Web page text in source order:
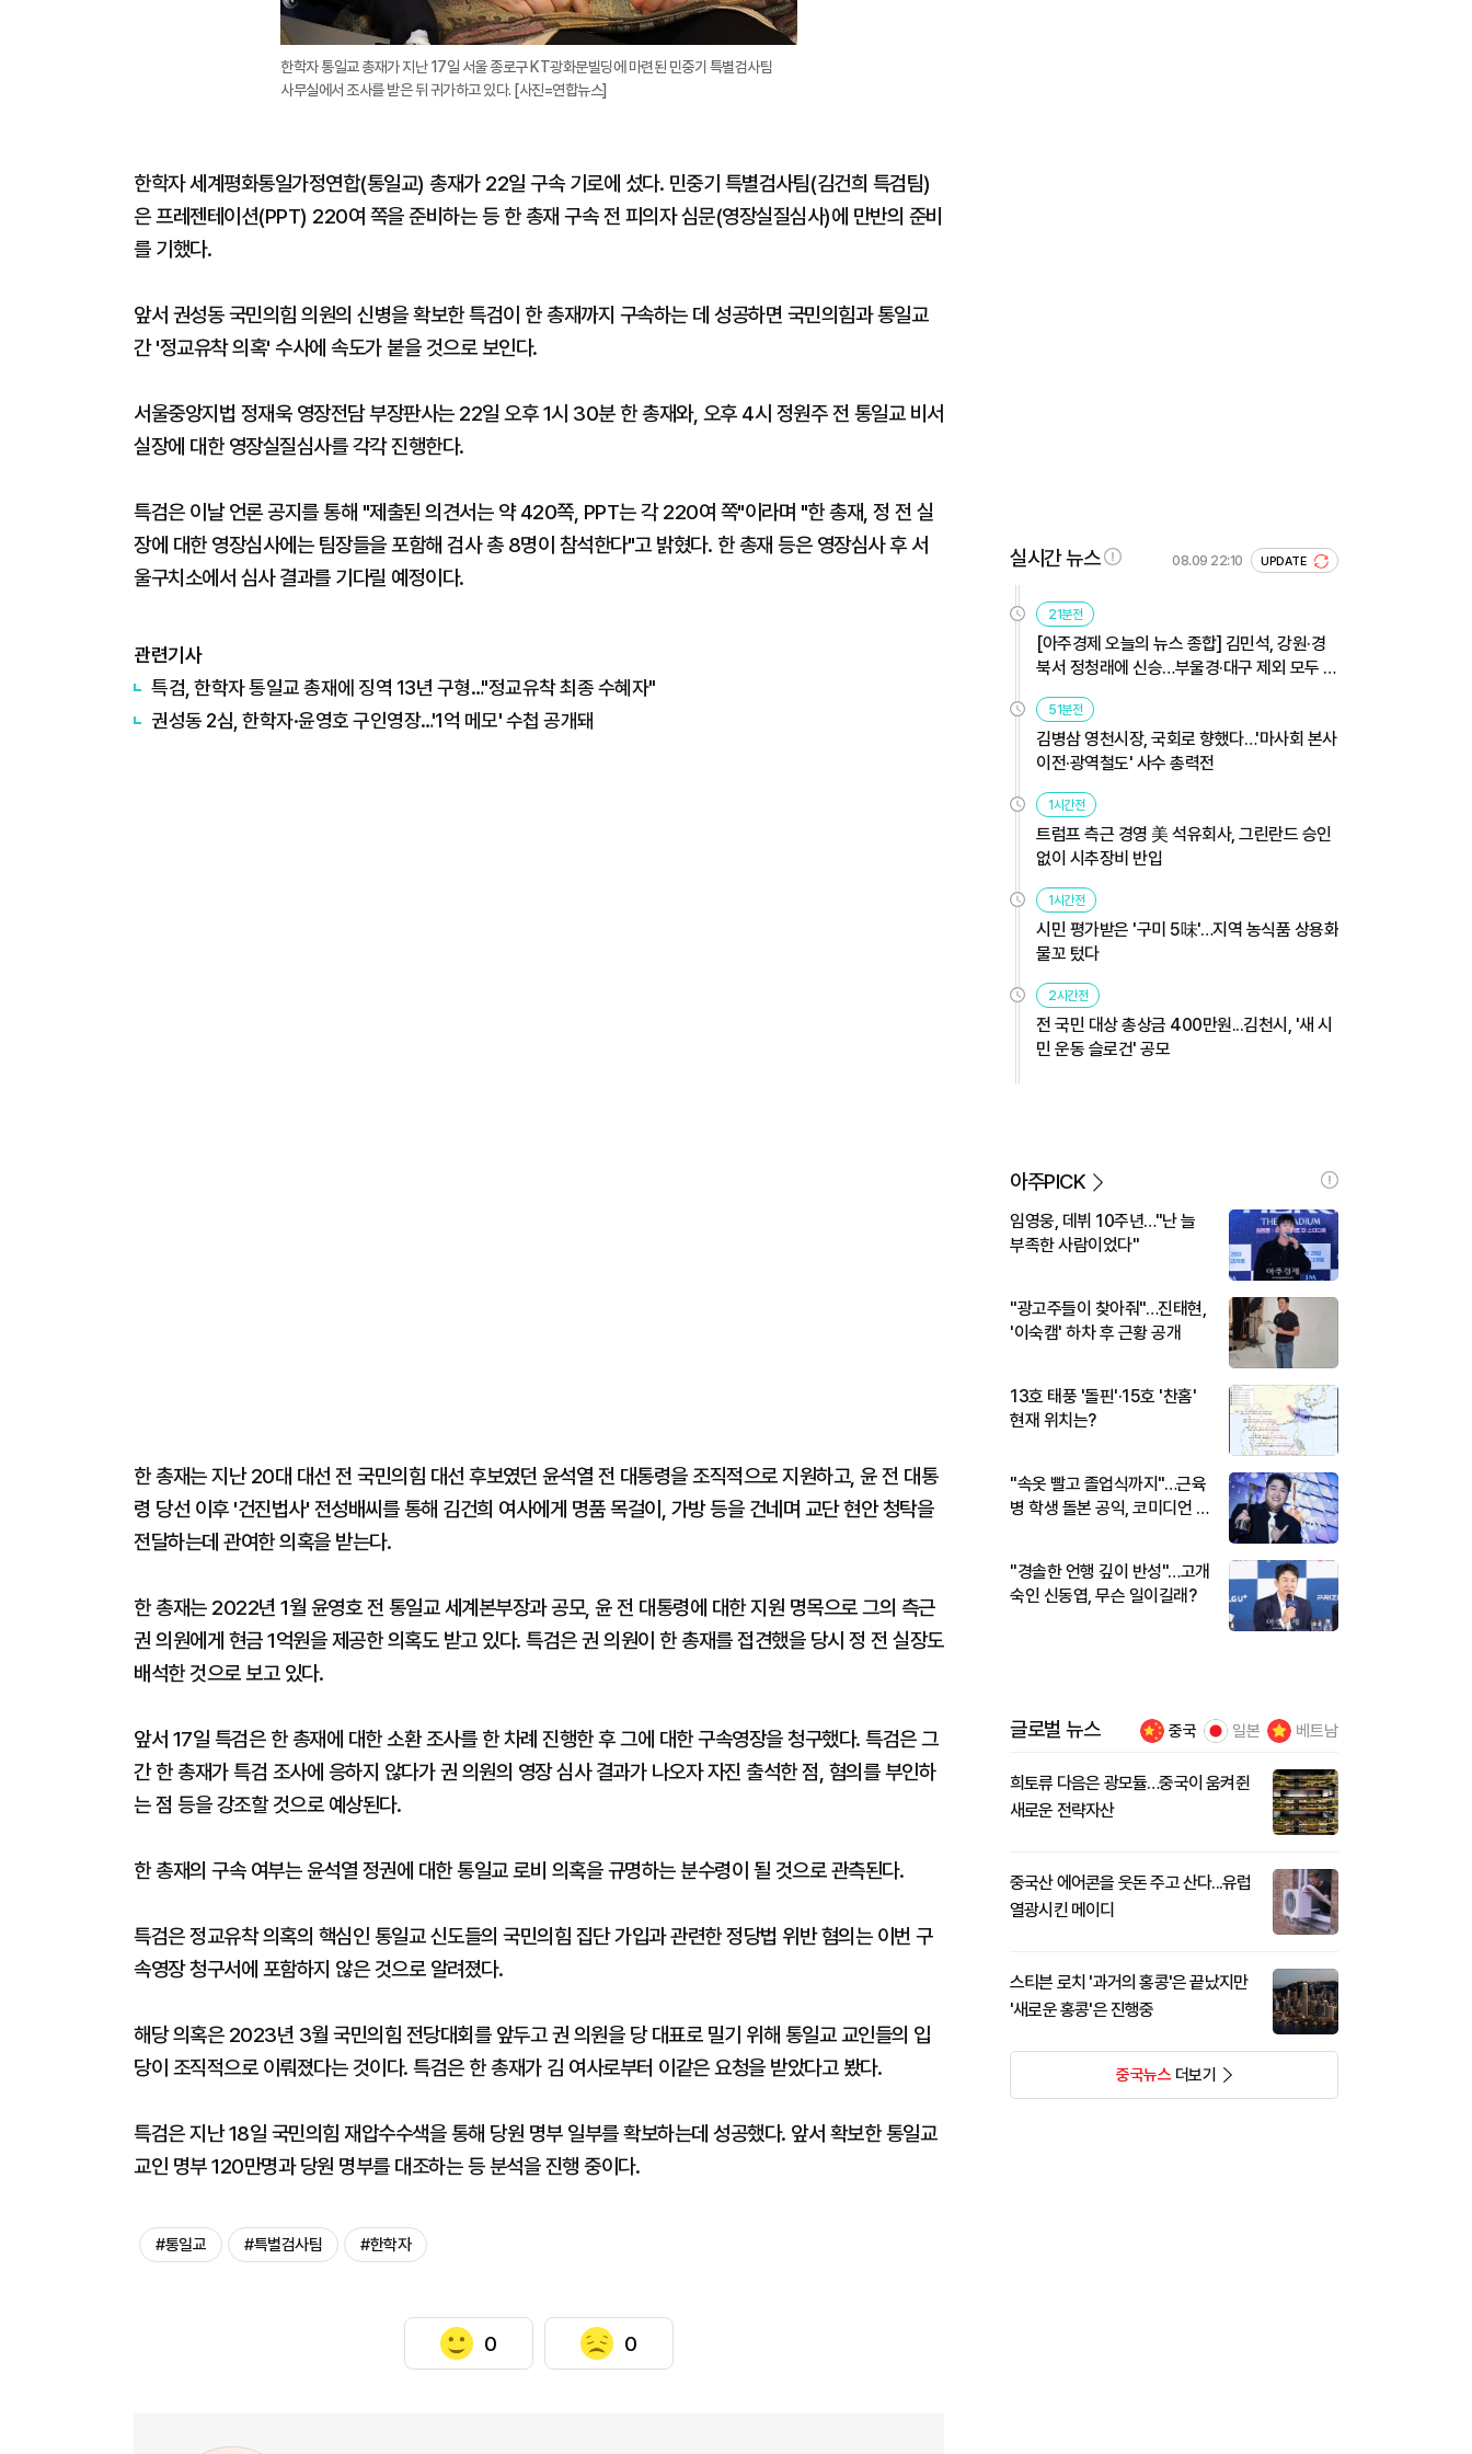
한학자 통일교 총재가 지난 17일 서울 종로구 KT광화문빌딩에 마련된 민중기 특별검사팀
사무실에서 조사를 받은 뒤 귀가하고 있다. [사진=연합뉴스]
한학자 세계평화통일가정연합(통일교) 총재가 22일 구속 기로에 섰다. 민중기 특별검사팀(김건희 특검팀)
은 프레젠테이션(PPT) 220여 쪽을 준비하는 등 한 총재 구속 전 피의자 심문(영장실질심사)에 만반의 준비
를 기했다.
앞서 권성동 국민의힘 의원의 신병을 확보한 특검이 한 총재까지 구속하는 데 성공하면 국민의힘과 통일교
간 '정교유착 의혹' 수사에 속도가 붙을 것으로 보인다.
서울중앙지법 정재욱 영장전담 부장판사는 22일 오후 1시 30분 한 총재와, 오후 4시 정원주 전 통일교 비서
실장에 대한 영장실질심사를 각각 진행한다.
특검은 이날 언론 공지를 통해 "제출된 의견서는 약 420쪽, PPT는 각 220여 쪽"이라며 "한 총재, 정 전 실
장에 대한 영장심사에는 팀장들을 포함해 검사 총 8명이 참석한다"고 밝혔다. 한 총재 등은 영장심사 후 서
울구치소에서 심사 결과를 기다릴 예정이다.
관련기사
특검, 한학자 통일교 총재에 징역 13년 구형…"정교유착 최종 수혜자"
권성동 2심, 한학자·윤영호 구인영장…'1억 메모' 수첩 공개돼
한 총재는 지난 20대 대선 전 국민의힘 대선 후보였던 윤석열 전 대통령을 조직적으로 지원하고, 윤 전 대통
령 당선 이후 '건진법사' 전성배씨를 통해 김건희 여사에게 명품 목걸이, 가방 등을 건네며 교단 현안 청탁을
전달하는데 관여한 의혹을 받는다.
한 총재는 2022년 1월 윤영호 전 통일교 세계본부장과 공모, 윤 전 대통령에 대한 지원 명목으로 그의 측근
권 의원에게 현금 1억원을 제공한 의혹도 받고 있다. 특검은 권 의원이 한 총재를 접견했을 당시 정 전 실장도
배석한 것으로 보고 있다.
앞서 17일 특검은 한 총재에 대한 소환 조사를 한 차례 진행한 후 그에 대한 구속영장을 청구했다. 특검은 그
간 한 총재가 특검 조사에 응하지 않다가 권 의원의 영장 심사 결과가 나오자 자진 출석한 점, 혐의를 부인하
는 점 등을 강조할 것으로 예상된다.
한 총재의 구속 여부는 윤석열 정권에 대한 통일교 로비 의혹을 규명하는 분수령이 될 것으로 관측된다.
특검은 정교유착 의혹의 핵심인 통일교 신도들의 국민의힘 집단 가입과 관련한 정당법 위반 혐의는 이번 구
속영장 청구서에 포함하지 않은 것으로 알려졌다.
해당 의혹은 2023년 3월 국민의힘 전당대회를 앞두고 권 의원을 당 대표로 밀기 위해 통일교 교인들의 입
당이 조직적으로 이뤄졌다는 것이다. 특검은 한 총재가 김 여사로부터 이같은 요청을 받았다고 봤다.
특검은 지난 18일 국민의힘 재압수수색을 통해 당원 명부 일부를 확보하는데 성공했다. 앞서 확보한 통일교
교인 명부 120만명과 당원 명부를 대조하는 등 분석을 진행 중이다.
#통일교 #특별검사팀 #한학자
0 0
실시간 뉴스 08.09 22:10 UPDATE
21분전
[아주경제 오늘의 뉴스 종합] 김민석, 강원·경
북서 정청래에 신승…부울경·대구 제외 모두 웃
었다 外
51분전
김병삼 영천시장, 국회로 향했다…'마사회 본사
이전·광역철도' 사수 총력전
1시간전
트럼프 측근 경영 美 석유회사, 그린란드 승인
없이 시추장비 반입
1시간전
시민 평가받은 '구미 5味'…지역 농식품 상용화
물꼬 텄다
2시간전
전 국민 대상 총상금 400만원...김천시, '새 시
민 운동 슬로건' 공모
아주PICK
임영웅, 데뷔 10주년…"난 늘
부족한 사람이었다"
"광고주들이 찾아줘"…진태현,
'이숙캠' 하차 후 근황 공개
13호 태풍 '돌핀'·15호 '찬홈'
현재 위치는?
"속옷 빨고 졸업식까지"…근육
병 학생 돌본 공익, 코미디언 김
"경솔한 언행 깊이 반성"…고개
숙인 신동엽, 무슨 일이길래?
글로벌 뉴스 중국 일본 베트남
희토류 다음은 광모듈…중국이 움켜쥔
새로운 전략자산
중국산 에어콘을 웃돈 주고 산다...유럽
열광시킨 메이디
스티븐 로치 '과거의 홍콩'은 끝났지만
'새로운 홍콩'은 진행중
중국뉴스더보기